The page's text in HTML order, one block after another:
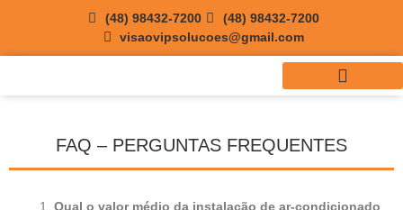
(48) 98432-7200
(48) 98432-7200
visaovipsolucoes@gmail.com
FAQ – PERGUNTAS FREQUENTES
Qual o valor médio da instalação de ar-condicionado